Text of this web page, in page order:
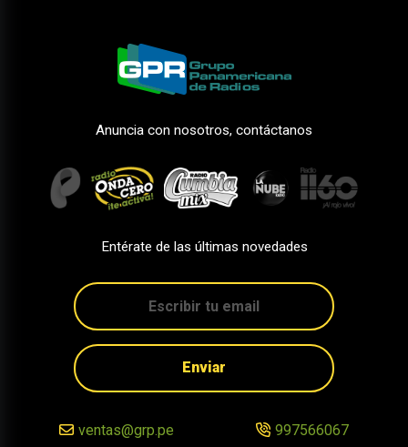
Anuncia con nosotros, contáctanos
Entérate de las últimas novedades
Enviar
ventas@grp.pe 997566067